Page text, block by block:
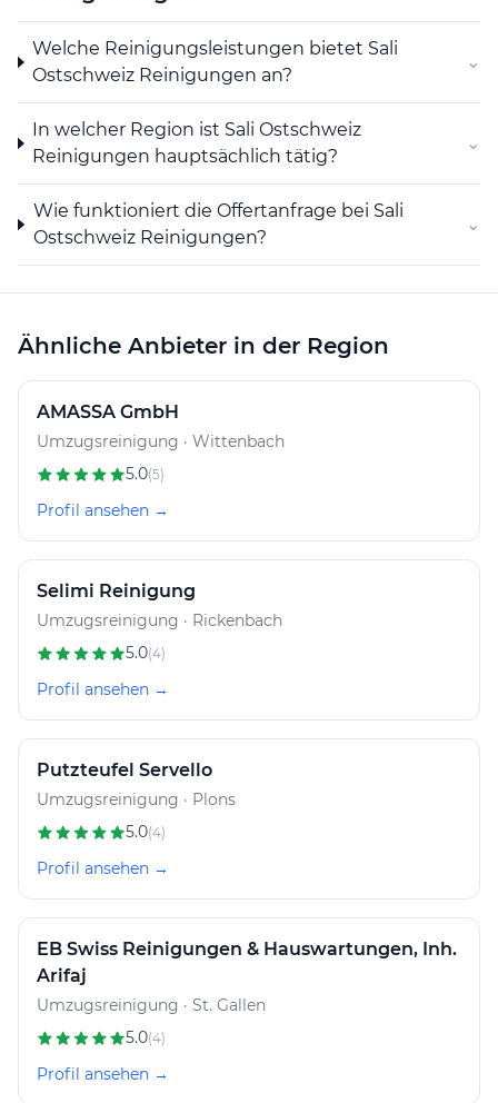
Sauberkeit und den Werterhalt von Gebäuden in
Oberuzwil und dem weiteren Ostschweizer Raum
durch vielfältige Reinigungsdienste und persönlichen
Kundenkontakt.
Welche Reinigungsleistungen bietet Sali
Ostschweiz Reinigungen an?
⌄
In welcher Region ist Sali Ostschweiz
Reinigungen hauptsächlich tätig?
⌄
Wie funktioniert die Offertanfrage bei Sali
Ostschweiz Reinigungen?
⌄
Ähnliche Anbieter in der Region
AMASSA GmbH
Umzugsreinigung · Wittenbach
5.0(5)
Profil ansehen →
Selimi Reinigung
Umzugsreinigung · Rickenbach
5.0(4)
Profil ansehen →
Putzteufel Servello
Umzugsreinigung · Plons
5.0(4)
Profil ansehen →
EB Swiss Reinigungen & Hauswartungen, Inh.
Arifaj
Umzugsreinigung · St. Gallen
5.0(4)
Profil ansehen →